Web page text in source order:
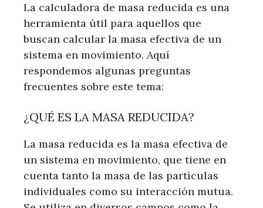
La calculadora de masa reducida es una
herramienta útil para aquellos que
buscan calcular la masa efectiva de un
sistema en movimiento. Aquí
respondemos algunas preguntas
frecuentes sobre este tema:
¿QUÉ ES LA MASA REDUCIDA?
La masa reducida es la masa efectiva de
un sistema en movimiento, que tiene en
cuenta tanto la masa de las partículas
individuales como su interacción mutua.